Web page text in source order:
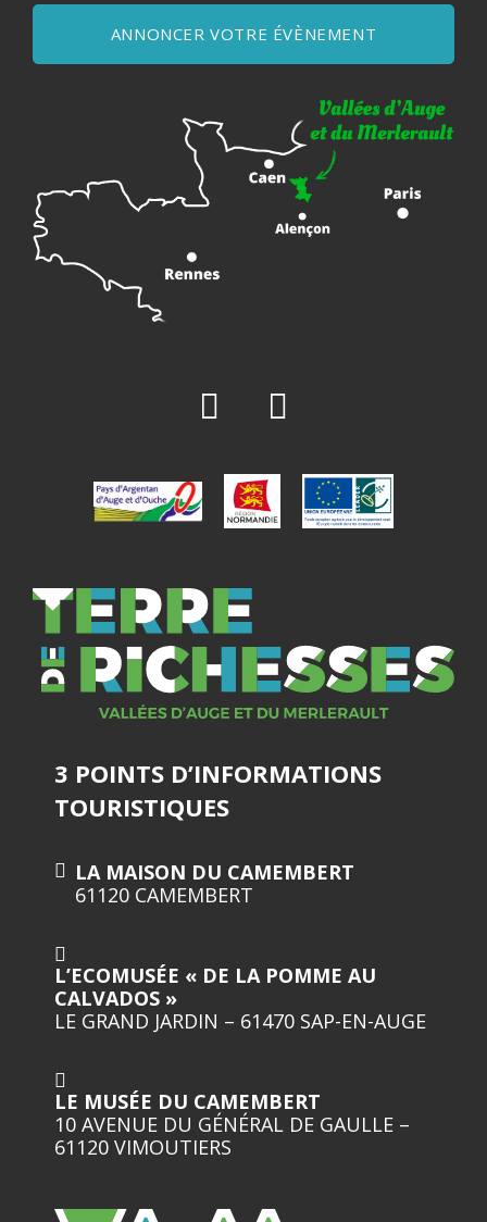
ANNONCER VOTRE ÉVÈNEMENT
3 POINTS D’INFORMATIONS
TOURISTIQUES
LA MAISON DU CAMEMBERT
61120 CAMEMBERT
L’ECOMUSÉE « DE LA POMME AU
CALVADOS »
LE GRAND JARDIN – 61470 SAP-EN-AUGE
LE MUSÉE DU CAMEMBERT
10 AVENUE DU GÉNÉRAL DE GAULLE –
61120 VIMOUTIERS